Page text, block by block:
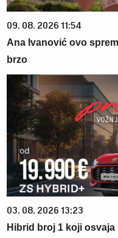
09. 08. 2026 11:54
Ana Ivanović ovo
brzo
03. 08. 2026 13:23
Hibrid broj 1 koji